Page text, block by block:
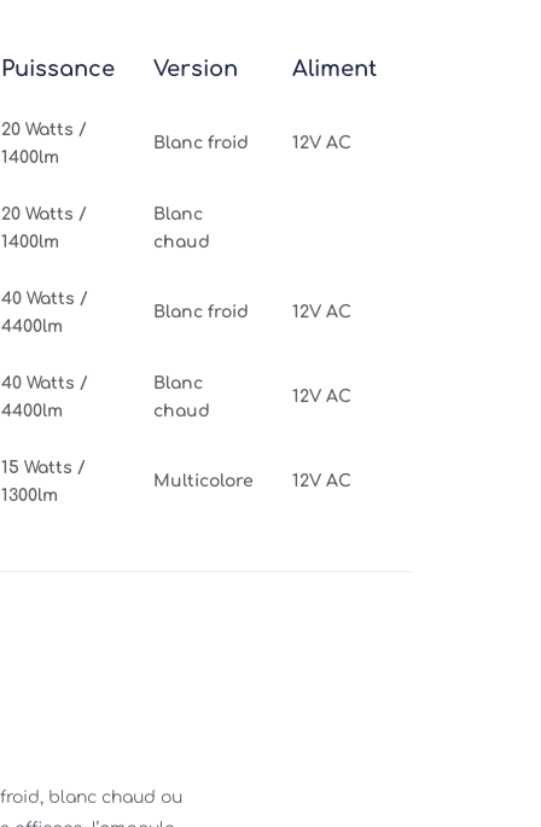
Puissance Version Alimentation
20 Watts /
1400lm
Blanc froid 12V AC
20 Watts /
1400lm
Blanc
chaud
40 Watts /
4400lm
Blanc froid 12V AC
40 Watts /
4400lm
Blanc
chaud
12V AC
15 Watts /
1300lm
Multicolore 12V AC
blanc chaud ou